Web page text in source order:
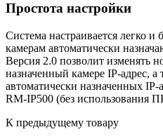
Простота настройки
Система настраивается легко
камерам автоматически
Версия 2.0 позволит изменять
назначенный камере IP-адрес,
автоматически назначенных IP-
RM-IP500 (без использования
К предыдущему товару